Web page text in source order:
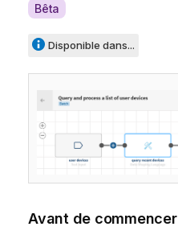
A
a
l
t
-
Bêta
Disponible dans...
Avant de commencer